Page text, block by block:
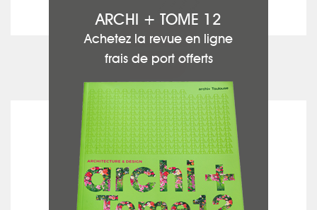
voir la fiche
Peinture
BH SOLS
ARCHI + TOME 12
Achetez la revue en ligne
frais de port offerts